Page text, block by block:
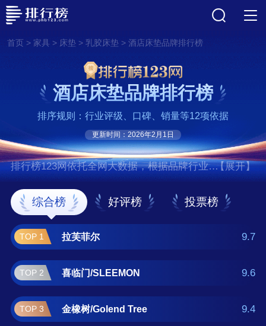
首页> 家具> 床垫 > 乳胶床垫 > 酒店床垫品牌排行榜
酒店床垫品牌排行榜
排序规则：行业评级、口碑、销量等12项依据
更新时间：2026年2月1日
排行榜123网依托全网大数据，根据品牌行业评
级、口碑、销量等12项指标依据，评选出了酒
店床垫十大品牌排行榜，前十名分别是拉芙菲
尔、喜临门/SLEEMON、金橡树/Golend Tree、
雅兰/AIRLAND、大自然、梦百合/Mlily、舒
达/SERTA、穗宝、慕思/DeRUCCI、金可
儿/KING KOIL 。如果您正在查找酒店床垫什么
牌子好？那么本酒店床垫十大品牌榜单可供您
作为选购参考，我们致力于用最真实的数据提
供酒店床垫品牌推荐，让您选得放心。(榜单每
【展开】
综合榜 好评榜 投票榜
TOP 1 拉芙菲尔 9.7
TOP 2 喜临门/SLEEMON 9.6
TOP 3 金橡树/Golend Tree 9.4